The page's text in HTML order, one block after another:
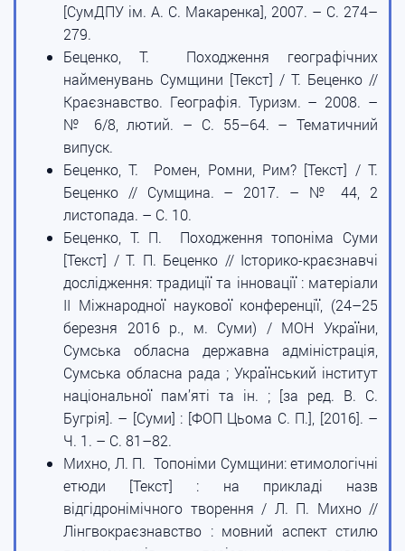
[СумДПУ ім. А. С. Макаренка], 2007. – С. 274–
279.
Беценко, Т. Походження географічних
найменувань Сумщини [Текст] / Т. Беценко //
Краєзнавство. Географія. Туризм. – 2008. –
№ 6/8, лютий. – С. 55–64. – Тематичний
випуск.
Беценко, Т. Ромен, Ромни, Рим? [Текст] / Т.
Беценко // Сумщина. – 2017. – № 44, 2
листопада. – С. 10.
Беценко, Т. П. Походження топоніма Суми
[Текст] / Т. П. Беценко // Історико-краєзнавчі
дослідження: традиції та інновації : матеріали
II Міжнародної наукової конференції, (24–25
березня 2016 р., м. Суми) / МОН України,
Сумська обласна державна адміністрація,
Сумська обласна рада ; Український інститут
національної пам’яті та ін. ; [за ред. В. С.
Бугрія]. – [Суми] : [ФОП Цьома С. П.], [2016]. –
Ч. 1. – С. 81–82.
Михно, Л. П. Топоніми Сумщини: етимологічні
етюди [Текст] : на прикладі назв
відгідронімічного творення / Л. П. Михно //
Лінгвокраєзнавство : мовний аспект стилю